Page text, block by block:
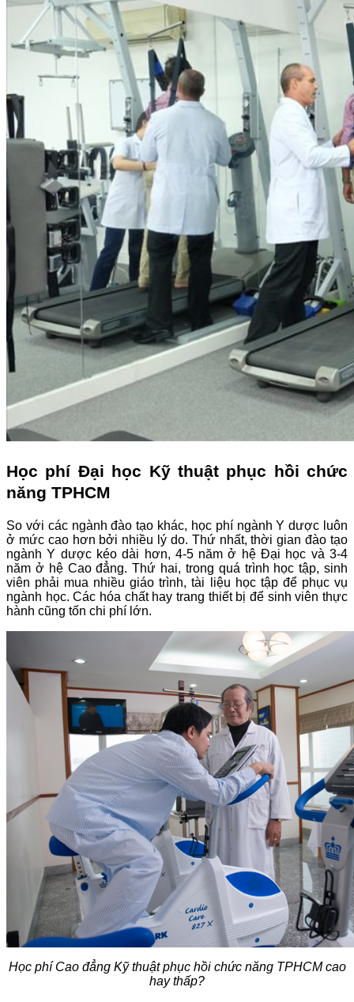
Học phí Đại học Kỹ thuật phục hồi chức
năng TPHCM
So với các ngành đào tạo khác, học phí ngành Y dược luôn
ở mức cao hơn bởi nhiều lý do. Thứ nhất, thời gian đào tạo
ngành Y dược kéo dài hơn, 4-5 năm ở hệ Đại học và 3-4
năm ở hệ Cao đẳng. Thứ hai, trong quá trình học tập, sinh
viên phải mua nhiều giáo trình, tài liệu học tập để phục vụ
ngành học. Các hóa chất hay trang thiết bị để sinh viên thực
hành cũng tốn chi phí lớn.
Học phí Cao đẳng Kỹ thuật phục hồi chức năng TPHCM cao
hay thấp?